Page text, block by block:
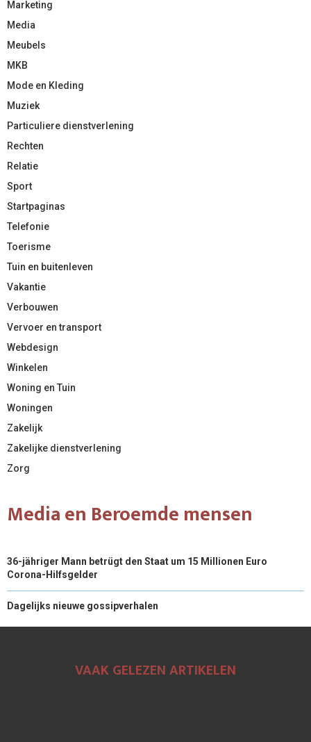
Marketing
Media
Meubels
MKB
Mode en Kleding
Muziek
Particuliere dienstverlening
Rechten
Relatie
Sport
Startpaginas
Telefonie
Toerisme
Tuin en buitenleven
Vakantie
Verbouwen
Vervoer en transport
Webdesign
Winkelen
Woning en Tuin
Woningen
Zakelijk
Zakelijke dienstverlening
Zorg
Media en Beroemde mensen
36-jähriger Mann betrügt den Staat um 15 Millionen Euro
Corona-Hilfsgelder
Dagelijks nieuwe gossipverhalen
VAAK GELEZEN ARTIKELEN